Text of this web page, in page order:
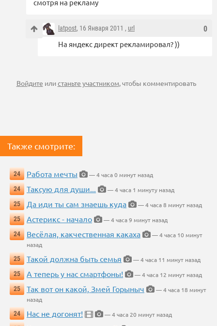
смотря на рекламу
0
latpost, 16 Января 2011 , url
На яндекс директ рекламировал? ))
Войдите илистаньте участником, чтобы комментировать
Также смотрите:
24 Работа мечты
— 4 часа 0 минут назад
24
Таксую для души...
— 4 часа 1 минуту назад
25
Да иди ты сам знаешь куда
— 4 часа 8 минут назад
25
Астерикс - начало
— 4 часа 9 минут назад
24
Весёлая, какчественная какаха
— 4 часа 10 минут
назад
25
Такой должна быть семья
— 4 часа 11 минут назад
25
А теперь у нас смартфоны!
— 4 часа 12 минут назад
25
Так вот он какой, Змей Горыныч
— 4 часа 18 минут
назад
24
Нас не догонят!
— 4 часа 20 минут назад